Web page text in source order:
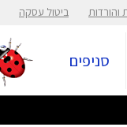
והורדות ביטול עסקה
סניפים